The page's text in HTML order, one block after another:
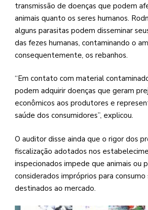
transmissão de doenças que podem
animais quanto os seres humanos.
alguns parasitas podem disseminar
das fezes humanas, contaminando o
consequentemente, os rebanhos.
“Em contato com material
podem adquirir doenças que geram
econômicos aos produtores e
saúde dos consumidores”, explicou.
O auditor disse ainda que o rigor dos
fiscalização adotados nos
inspecionados impede que animais ou
considerados impróprios para consumo
destinados ao mercado.